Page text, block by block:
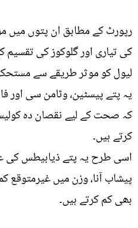
رپورٹ کے مطابق ان پتوں میں
کی تیاری اور گلوکوز کی تقسیم
لیول کو موثر طریقے سے
یہ پتے پیسٹین، وٹامن سی اور
کہ صحت کے لیے نقصان دہ
کرتے ہیں۔
اسی طرح یہ پتے ذیابیطس کی
پیشاب آنا، وزن میں غیرمتوقع
بھی کم کرتے ہیں۔